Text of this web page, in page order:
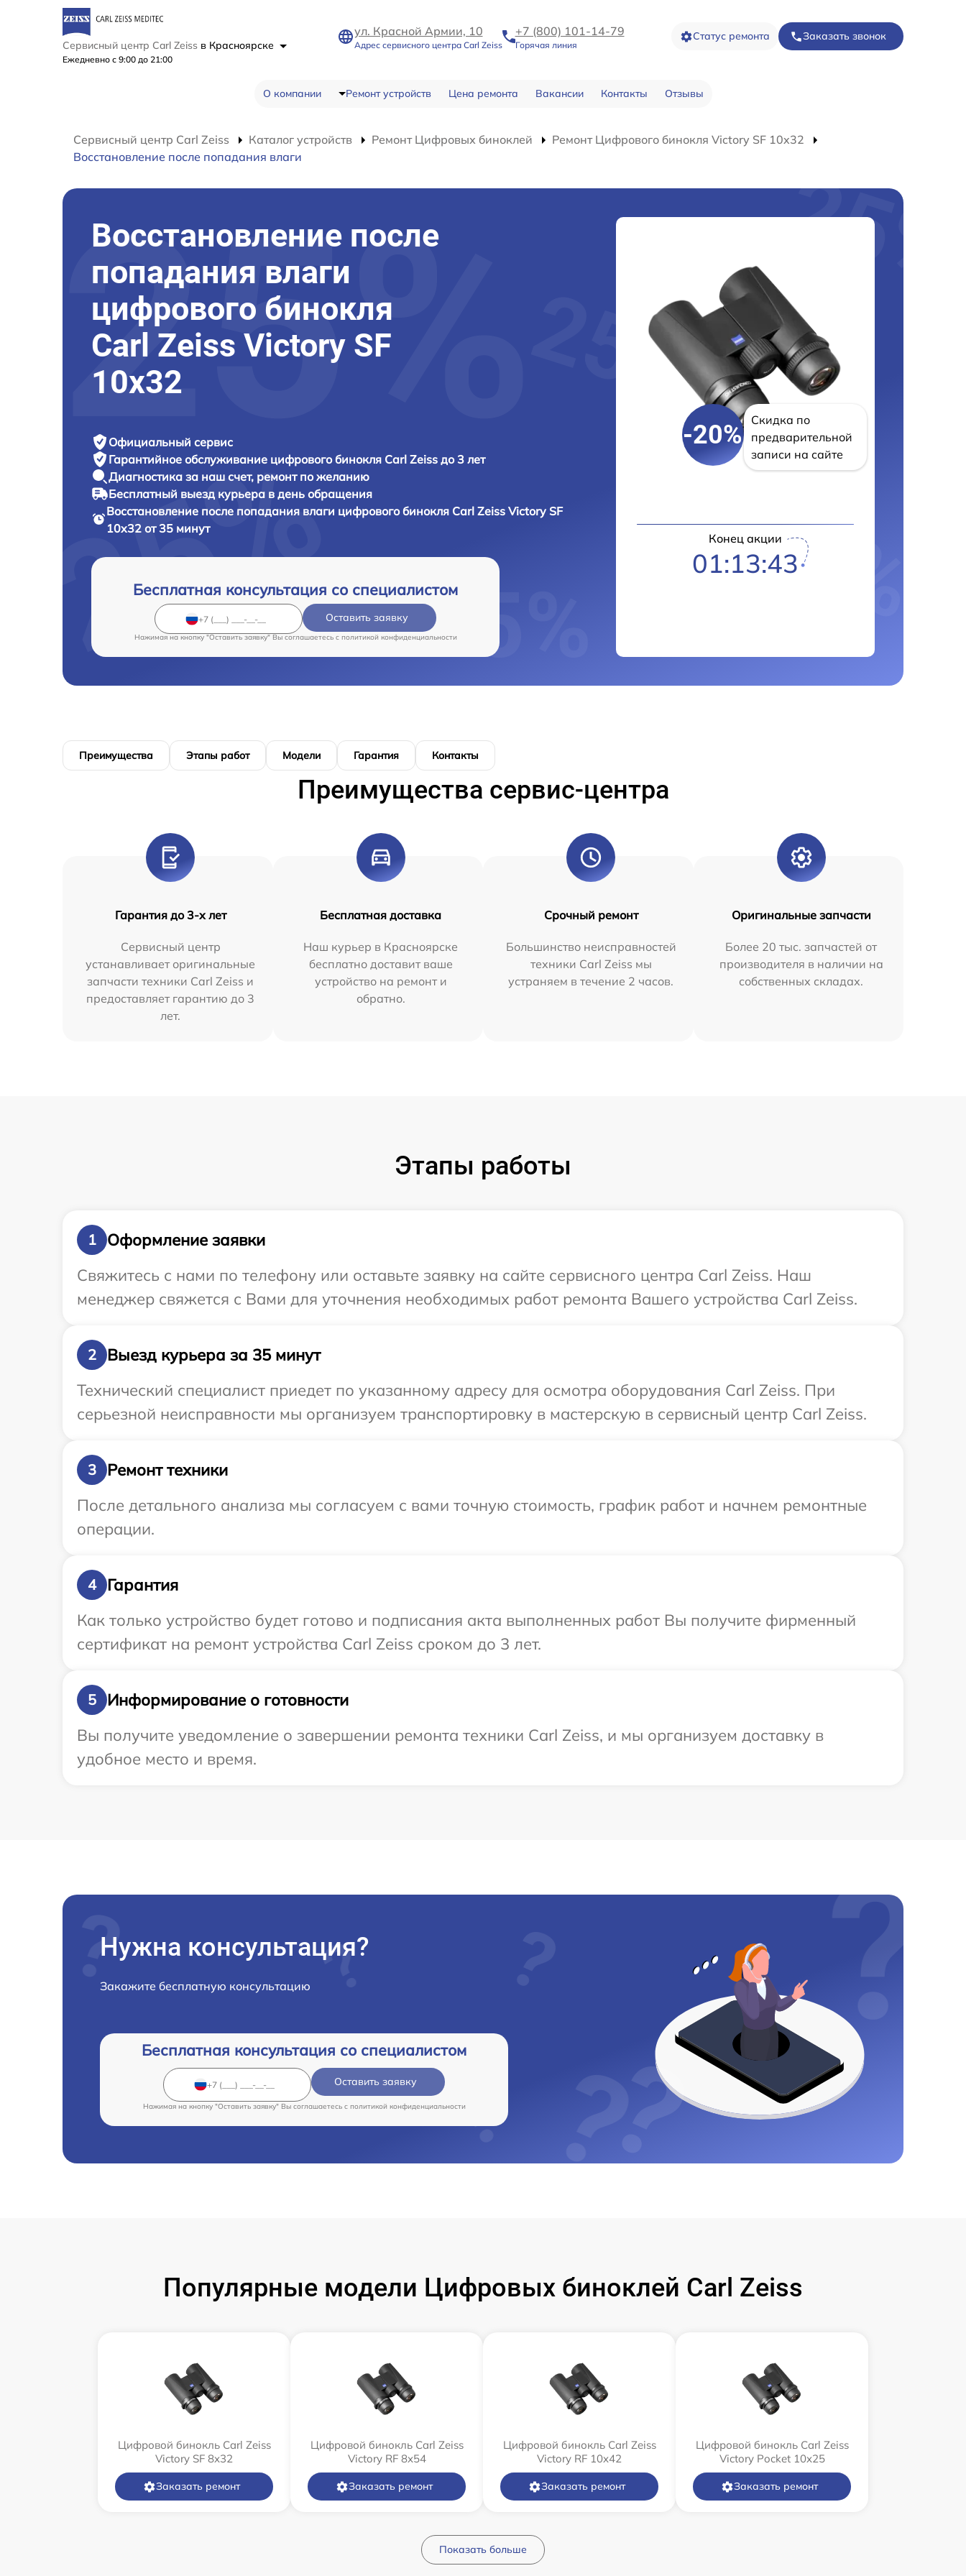
Сервисный центр Carl Zeiss в Красноярске
Ежедневно с 9:00 до 21:00
ул. Красной Армии, 10
Адрес сервисного центра Carl Zeiss
+7 (800) 101-14-79
Горячая линия
Статус ремонта Заказать звонок
О компании Ремонт устройств Цена ремонта Вакансии Контакты Отзывы
Сервисный центр Carl Zeiss Каталог устройств Ремонт Цифровых биноклей
Ремонт Цифрового бинокля Victory SF 10x32
Восстановление после попадания влаги
Восстановление после
попадания влаги
цифрового бинокля
Carl Zeiss Victory SF
10x32
Официальный сервис
Гарантийное обслуживание цифрового бинокля Carl Zeiss до 3 лет
Диагностика за наш счет, ремонт по желанию
Бесплатный выезд курьера в день обращения
Восстановление после попадания влаги цифрового бинокля Carl Zeiss Victory SF
10x32 от 35 минут
Бесплатная консультация со специалистом
Оставить заявку
Нажимая на кнопку "Оставить заявку" Вы соглашаетесь c политикой конфиденциальности
-20%
Скидка по
предварительной
записи на сайте
Конец акции
01:13:42
Преимущества Этапы работ Модели Гарантия Контакты
Преимущества сервис-центра
Гарантия до 3-х лет
Сервисный центр
устанавливает оригинальные
запчасти техники Carl Zeiss и
предоставляет гарантию до 3
лет.
Бесплатная доставка
Наш курьер в Красноярске
бесплатно доставит ваше
устройство на ремонт и
обратно.
Срочный ремонт
Большинство неисправностей
техники Carl Zeiss мы
устраняем в течение 2 часов.
Оригинальные запчасти
Более 20 тыс. запчастей от
производителя в наличии на
собственных складах.
Этапы работы
1
Оформление заявки
Свяжитесь с нами по телефону или оставьте заявку на сайте сервисного центра Carl Zeiss. Наш
менеджер свяжется с Вами для уточнения необходимых работ ремонта Вашего устройства Carl Zeiss.
2
Выезд курьера за 35 минут
Технический специалист приедет по указанному адресу для осмотра оборудования Carl Zeiss. При
серьезной неисправности мы организуем транспортировку в мастерскую в сервисный центр Carl Zeiss.
3
Ремонт техники
После детального анализа мы согласуем с вами точную стоимость, график работ и начнем ремонтные
операции.
4
Гарантия
Как только устройство будет готово и подписания акта выполненных работ Вы получите фирменный
сертификат на ремонт устройства Carl Zeiss сроком до 3 лет.
5
Информирование о готовности
Вы получите уведомление о завершении ремонта техники Carl Zeiss, и мы организуем доставку в
удобное место и время.
Нужна консультация?
Закажите бесплатную консультацию
Бесплатная консультация со специалистом
Оставить заявку
Нажимая на кнопку "Оставить заявку" Вы соглашаетесь c политикой конфиденциальности
Популярные модели Цифровых биноклей Carl Zeiss
Цифровой бинокль Carl Zeiss
Victory SF 8x32
Заказать ремонт
Цифровой бинокль Carl Zeiss
Victory RF 8x54
Заказать ремонт
Цифровой бинокль Carl Zeiss
Victory RF 10x42
Заказать ремонт
Цифровой бинокль Carl Zeiss
Victory Pocket 10x25
Заказать ремонт
Показать больше